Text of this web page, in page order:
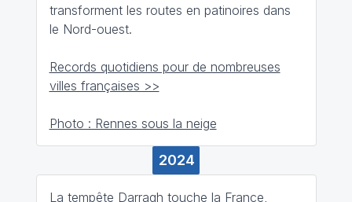
transforment les routes en patinoires dans
le Nord-ouest.
Records quotidiens pour de nombreuses
villes françaises >>
Photo : Rennes sous la neige
2024
La tempête Darragh touche la France,